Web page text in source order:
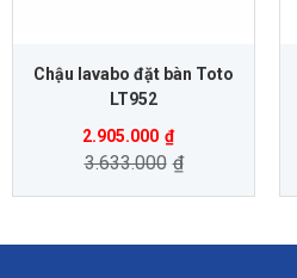
Chậu lavabo đặt bàn Toto
LT952
2.905.000 ₫
3.633.000 ₫